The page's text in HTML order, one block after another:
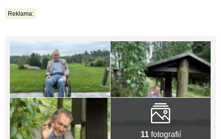
Reklama:
11fotografií